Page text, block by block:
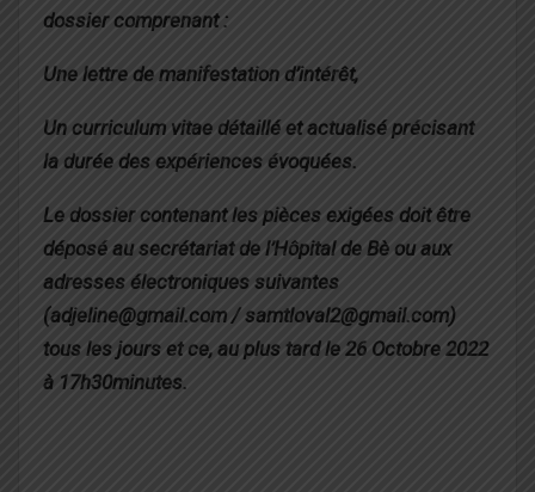
dossier comprenant :
Une lettre de manifestation d’intérêt,
Un curriculum vitae détaillé et actualisé précisant
la durée des expériences évoquées.
Le dossier contenant les pièces exigées doit être
déposé au secrétariat de l’Hôpital de Bè ou aux
adresses électroniques suivantes
(adjeline@gmail.com / samtloval2@gmail.com)
tous les jours et ce, au plus tard le 26 Octobre 2022
à 17h30minutes.